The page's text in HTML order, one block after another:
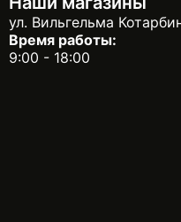
ул. Вильгельма
Время работы:
9:00 - 18:00